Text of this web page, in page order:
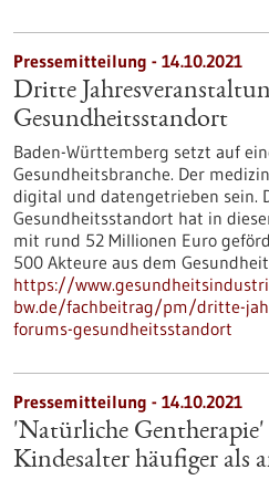
Pressemitteilung - 14.10.2021
Dritte
Gesundheitsstandort
Baden-Württemberg setzt auf
Gesundheitsbranche. Der
digital und datengetrieben sein.
Gesundheitsstandort hat in
mit rund 52 Millionen Euro
500 Akteure aus dem
https://
bw.de/fachbeitrag/pm/dritte-
forums-gesundheitsstandort
Pressemitteilung - 14.10.2021
'Natürliche
Kindesalter häufiger als